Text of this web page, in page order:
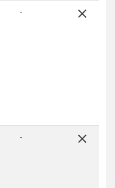
- close
- close